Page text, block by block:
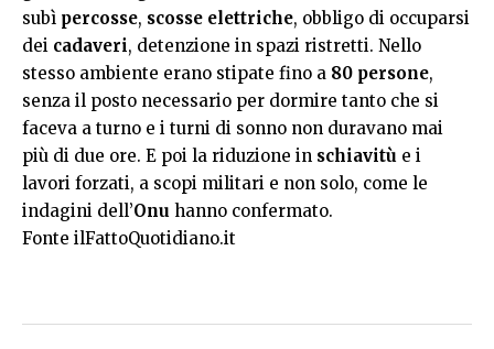
subì percosse, scosse elettriche, obbligo di occuparsi
dei cadaveri, detenzione in spazi ristretti. Nello
stesso ambiente erano stipate fino a 80 persone,
senza il posto necessario per dormire tanto che si
faceva a turno e i turni di sonno non duravano mai
più di due ore. E poi la riduzione in schiavitù e i
lavori forzati, a scopi militari e non solo, come le
indagini dell’Onu hanno confermato.
Fonte ilFattoQuotidiano.it